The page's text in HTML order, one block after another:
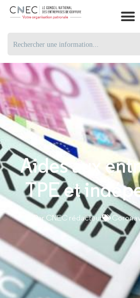
Aides aux
TPE et
ParCNEC rédacteur